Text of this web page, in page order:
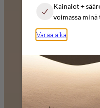
Kainalot +
voimassa minä
Varaa aika